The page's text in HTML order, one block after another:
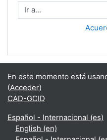
Ir a...
En este momento está
(Acceder)
CAD-GCID
Español - Internacional ‎(es)‎
English ‎(en)‎